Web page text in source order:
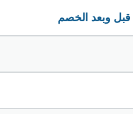
وبعد الخصم